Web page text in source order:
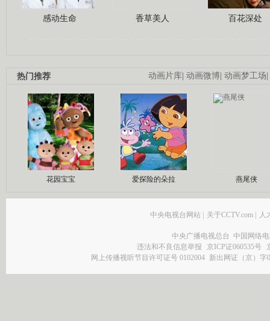
感动生命 香草美人 百花深处
动画片库| 动画微博| 动画梦工场|
热门推荐
花园宝宝 爱探险的朵拉 燕尾侠
中央电视台网站 | 关于CCTV.com | 人
中央广播电视总台 中国网络
违法和不良信息举报
京ICP证060535号
网上传播视听节目许可证号 0102004 新出网证（京）